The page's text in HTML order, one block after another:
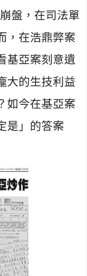
盤，在司法單
，在浩鼎弊案
基亞案刻意遺
大的生技利益
如今在基亞案
是」的答案